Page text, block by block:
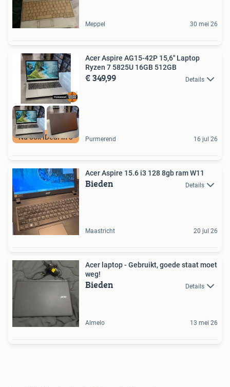
Meppel 30 mei 26
Nu ook iDeal in 3
Acer Aspire AG15-42P 15,6'' Laptop
Ryzen 7 5825U 16GB 512GB
€ 349,99 Details
Purmerend 16 jul 26
Acer Aspire 15.6 i3 128 8gb ram W11
Bieden Details
Maastricht 20 jul 26
Acer laptop - Gebruikt, goede staat moet
weg!
Bieden Details
Almelo 13 mei 26